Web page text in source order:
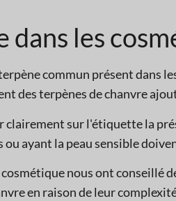
dans les
commun présent dans
des terpènes de chanvre
clairement sur l'étiquette la
ayant la peau sensible
nous ont conseillé
en raison de leur